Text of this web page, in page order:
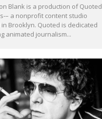
Blank is a production of Quoted
– a nonprofit content studio
Brooklyn. Quoted is dedicated
animated journalism...